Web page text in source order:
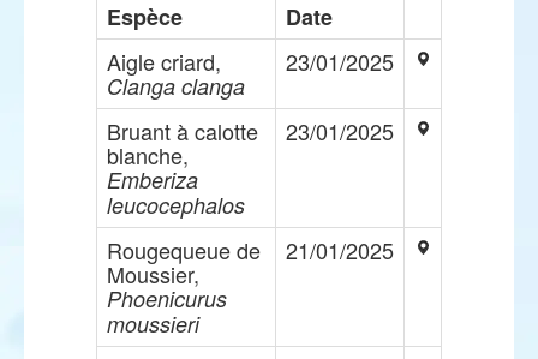
Espèce
Date
Aigle criard,
Clanga clanga
23/01/2025
Bruant à calotte
blanche,
Emberiza
leucocephalos
23/01/2025
Rougequeue de
Moussier,
Phoenicurus
moussieri
21/01/2025